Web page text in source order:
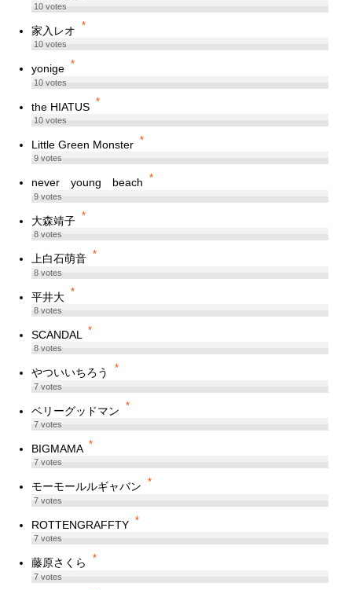
10votes
家入レオ *
10votes
yonige *
10votes
the HIATUS *
10votes
Little Green Monster *
9votes
never young beach *
9votes
大森靖子 *
8votes
上白石萌音 *
8votes
平井大 *
8votes
SCANDAL *
8votes
やついいちろう *
7votes
ベリーグッドマン *
7votes
BIGMAMA *
7votes
モーモールルギャバン *
7votes
ROTTENGRAFFTY *
7votes
藤原さくら *
7votes